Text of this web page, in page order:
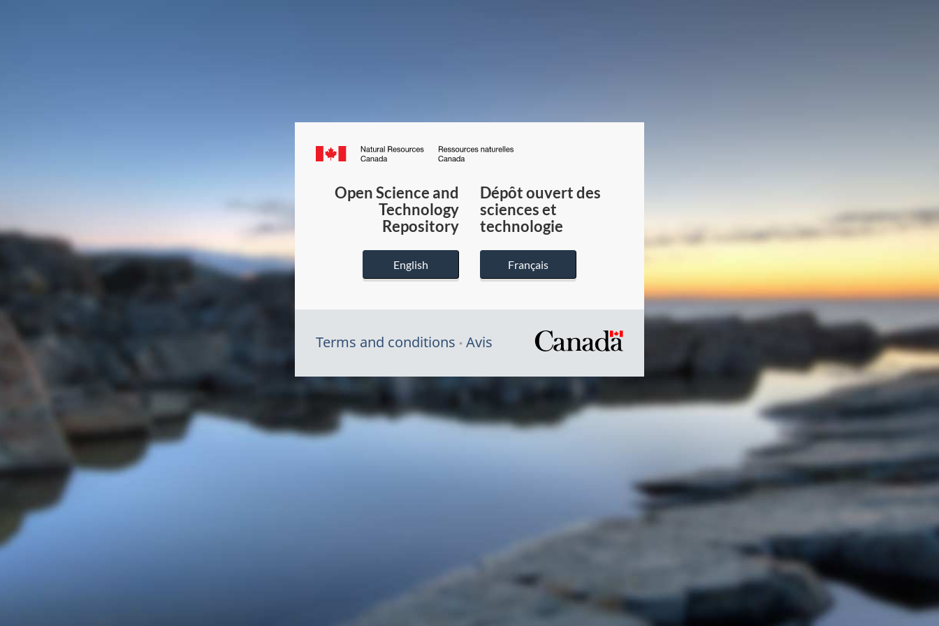
Canada.ca
du
Canada
Open Science and
Technology
Repository
English
Dépôt ouvert des
sciences et
technologie
Français
Terms and conditions Avis
/
Symbole
gouvernement